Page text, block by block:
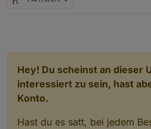
Hey! Du scheinst an dieser
interessiert zu sein, hast
Konto.
Hast du es satt, bei jedem